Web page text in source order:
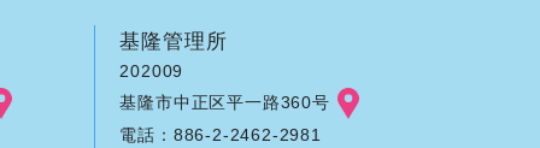
基隆管理所
202009
基隆市中正区平一路360号
電話：886-2-2462-2981